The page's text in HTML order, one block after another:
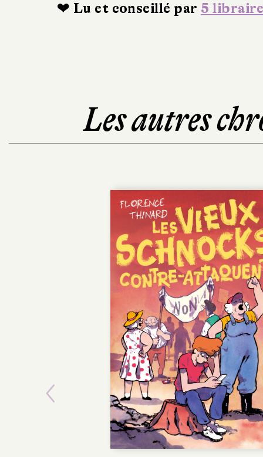
❤ Lu et conseillé par 5
Les autres
Previous